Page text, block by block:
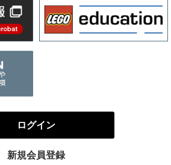
ログイン
新規会員登録